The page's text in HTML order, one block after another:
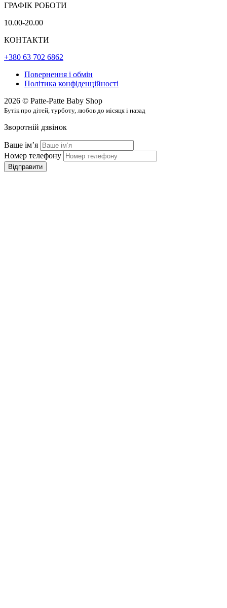
ГРАФІК РОБОТИ
10.00-20.00
КОНТАКТИ
+380 63 702 6862
Повернення і обмін
Політика конфіденційності
2026 © Patte-Patte Baby Shop
Бутік про дітей, турботу, любов до місяця і назад
Зворотній дзвінок
Ваше імʼя
Номер телефону
Відправити